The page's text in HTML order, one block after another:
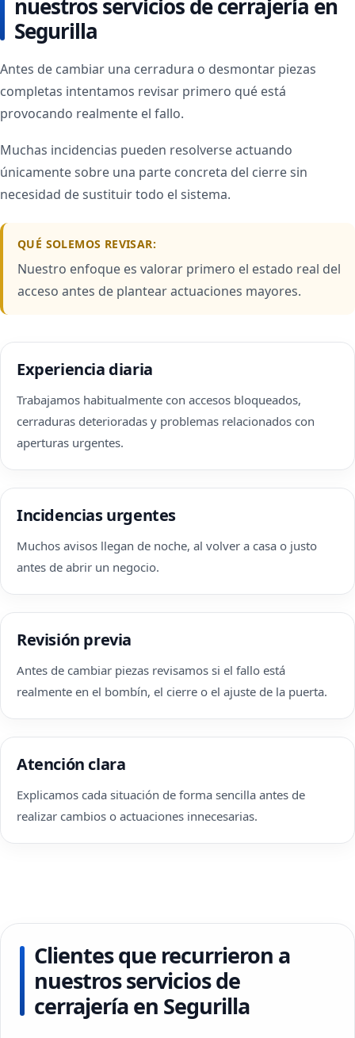
nuestros servicios de cerrajería en
Segurilla
Antes de cambiar una cerradura o desmontar piezas
completas intentamos revisar primero qué está
provocando realmente el fallo.
Muchas incidencias pueden resolverse actuando
únicamente sobre una parte concreta del cierre sin
necesidad de sustituir todo el sistema.
QUÉ SOLEMOS REVISAR:
Nuestro enfoque es valorar primero el estado real del
acceso antes de plantear actuaciones mayores.
Experiencia diaria
Trabajamos habitualmente con accesos bloqueados,
cerraduras deterioradas y problemas relacionados con
aperturas urgentes.
Incidencias urgentes
Muchos avisos llegan de noche, al volver a casa o justo
antes de abrir un negocio.
Revisión previa
Antes de cambiar piezas revisamos si el fallo está
realmente en el bombín, el cierre o el ajuste de la puerta.
Atención clara
Explicamos cada situación de forma sencilla antes de
realizar cambios o actuaciones innecesarias.
Clientes que recurrieron a
nuestros servicios de
cerrajería en Segurilla